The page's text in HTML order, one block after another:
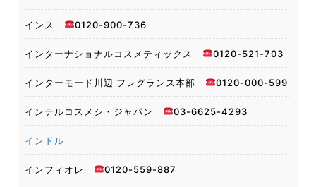
インス 0120-900-736
インターナショナルコスメティックス 0120-521-703
インターモード川辺 フレグランス本部 0120-000-599
インテルコスメシ・ジャパン 03-6625-4293
インドル
インフィオレ 0120-559-887